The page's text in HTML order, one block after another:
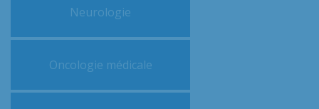
Neurologie
Oncologie médicale